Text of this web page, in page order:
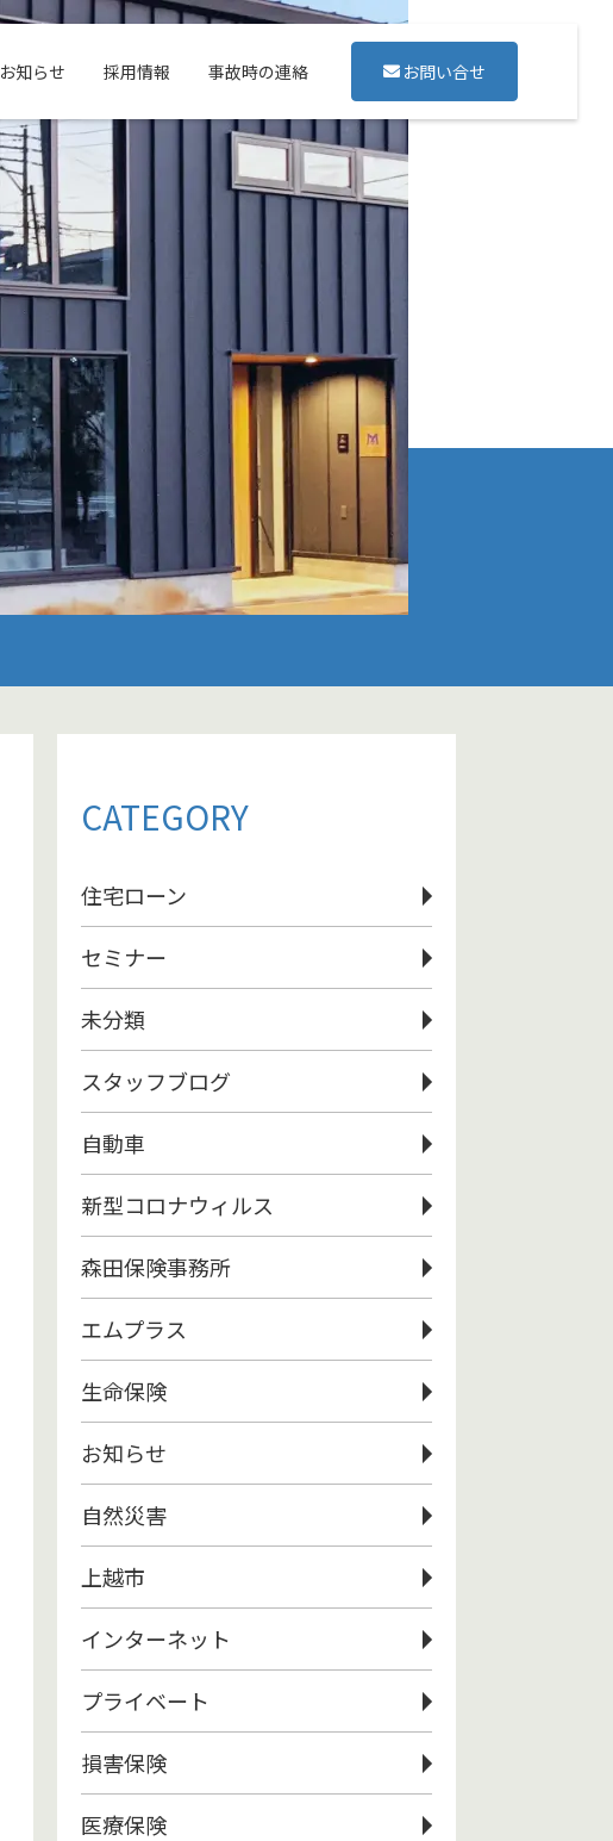
お知らせ 採用情報 事故時の連絡 お問い合せ
CATEGORY
住宅ローン
セミナー
未分類
スタッフブログ
自動車
新型コロナウィルス
森田保険事務所
エムプラス
生命保険
お知らせ
自然災害
上越市
インターネット
プライベート
損害保険
医療保険